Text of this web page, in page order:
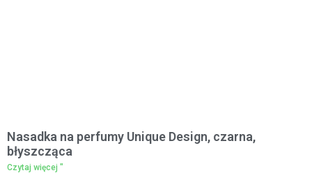
Nasadka na perfumy Unique Design, czarna,
błyszcząca
Czytaj więcej "